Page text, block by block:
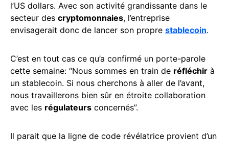
l’US dollars. Avec son activité grandissante dans le
secteur des cryptomonnaies, l’entreprise
envisagerait donc de lancer son propre stablecoin.
C’est en tout cas ce qu’a confirmé un porte-parole
cette semaine: “Nous sommes en train de réfléchir à
un stablecoin. Si nous cherchons à aller de l’avant,
nous travaillerons bien sûr en étroite collaboration
avec les régulateurs concernés”.
Il parait que la ligne de code révélatrice provient d’un